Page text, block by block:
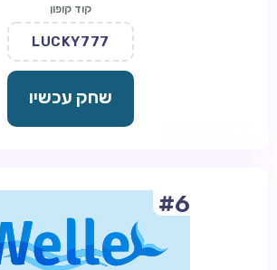
קוד קופון
LUCKY777
שחק עכשיו
#6